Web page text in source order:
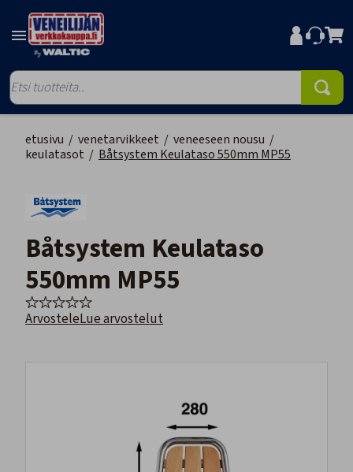
etusivu / venetarvikkeet / veneeseen nousu /
keulatasot / Båtsystem Keulataso 550mm MP55
Båtsystem Keulataso
550mm MP55
ArvosteleLue arvostelut